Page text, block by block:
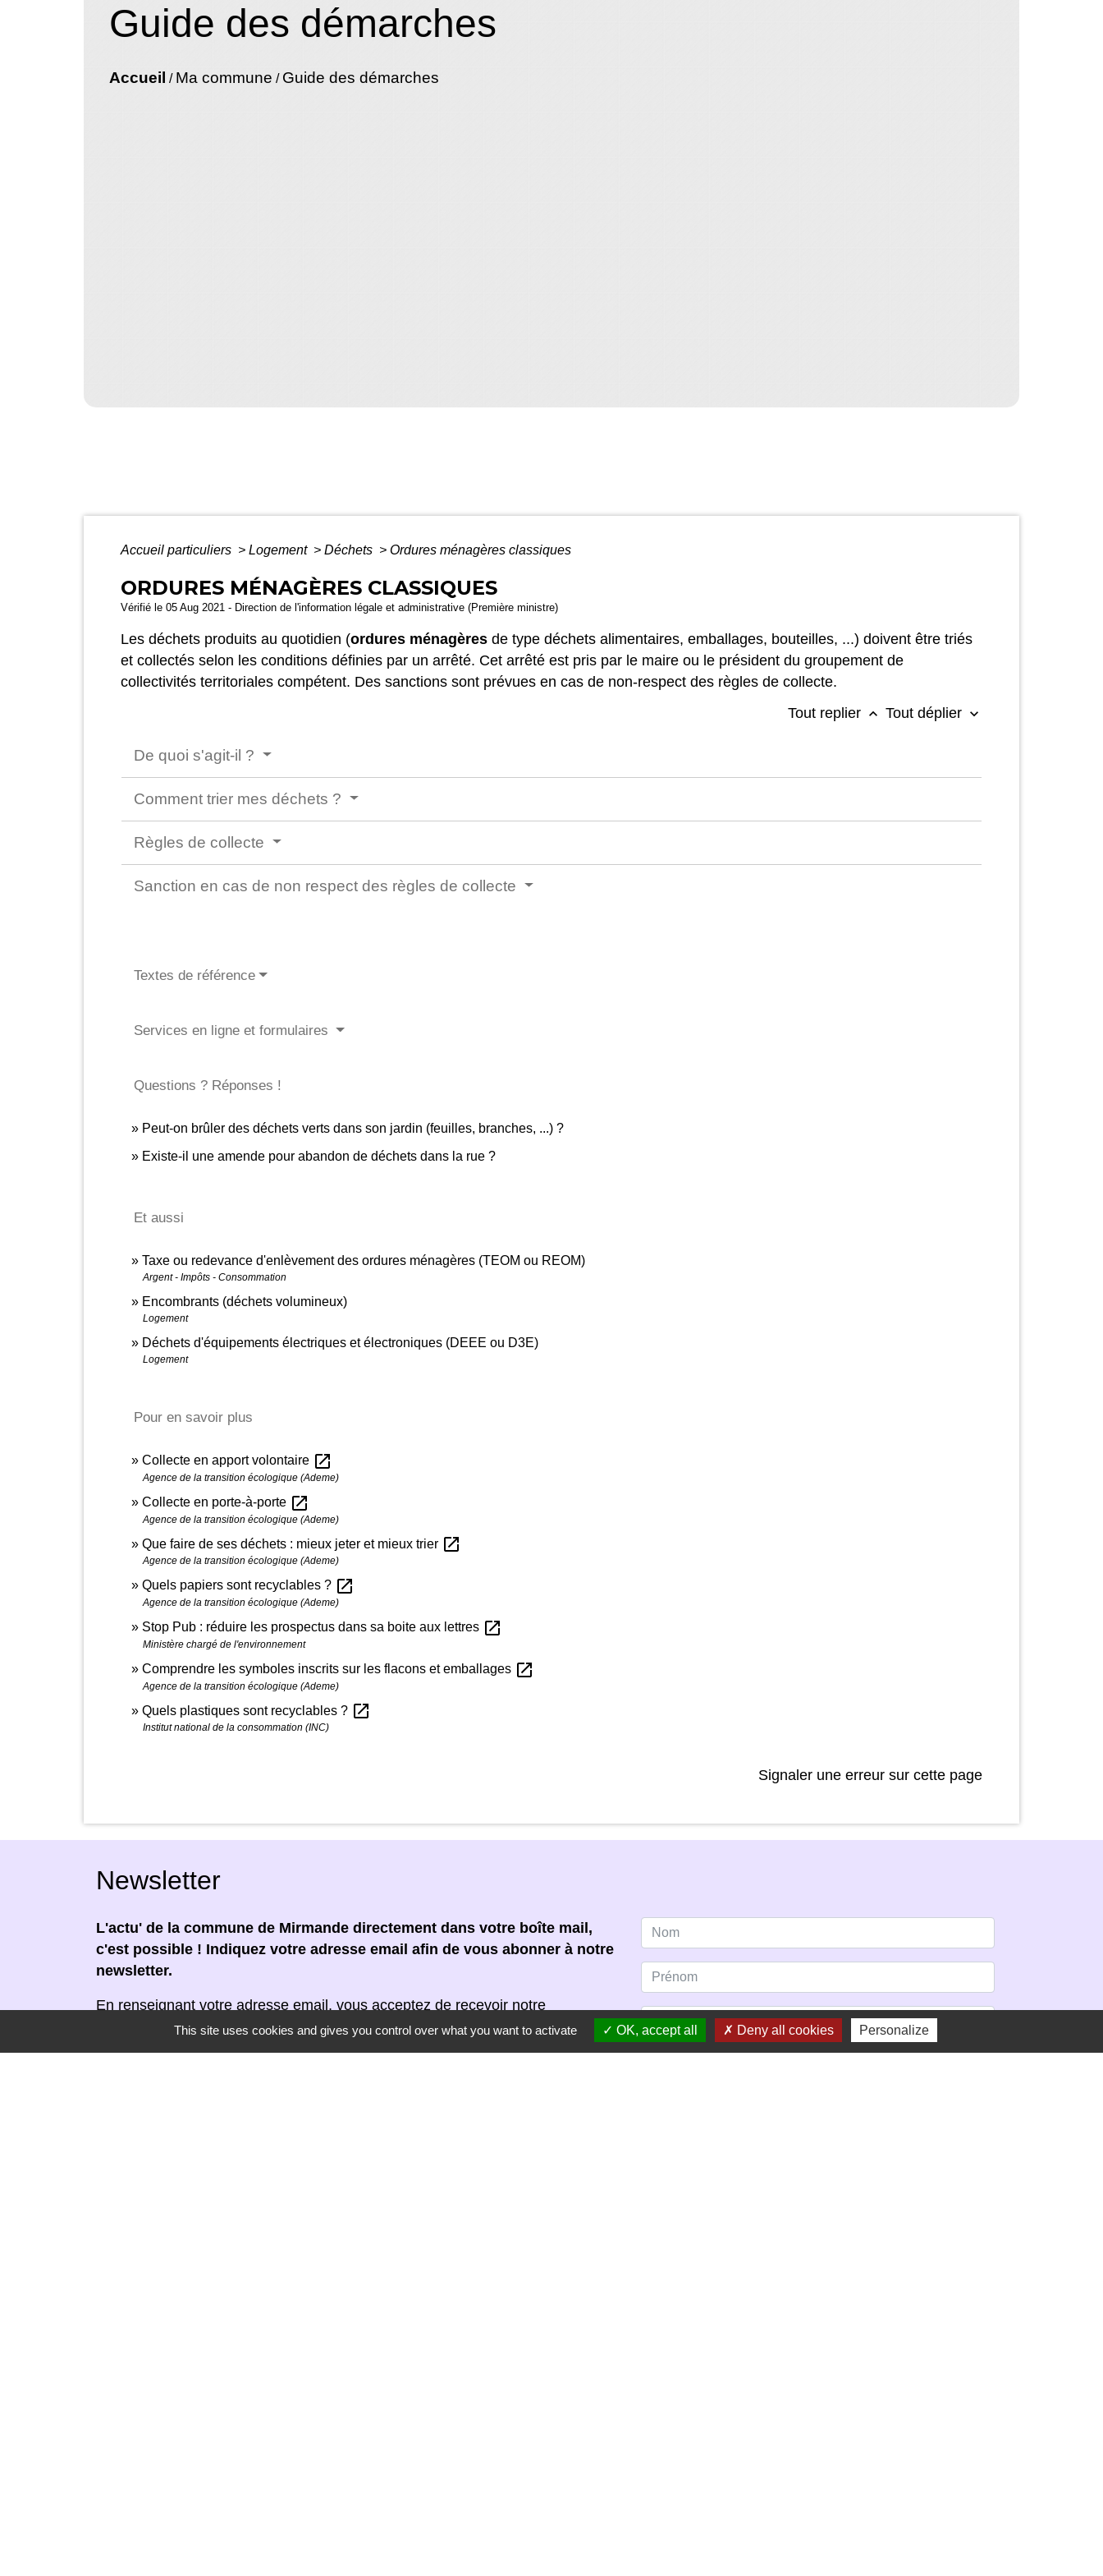
Guide des démarches
Accueil / Ma commune / Guide des démarches
Accueil particuliers > Logement > Déchets > Ordures ménagères classiques
ORDURES MÉNAGÈRES CLASSIQUES
Vérifié le 05 Aug 2021 - Direction de l'information légale et administrative (Première ministre)
Les déchets produits au quotidien (ordures ménagères de type déchets alimentaires, emballages, bouteilles, ...) doivent être triés
et collectés selon les conditions définies par un arrêté. Cet arrêté est pris par le maire ou le président du groupement de
collectivités territoriales compétent. Des sanctions sont prévues en cas de non-respect des règles de collecte.
Tout replier keyboard_arrow_up Tout déplier keyboard_arrow_down
De quoi s'agit-il ?
Comment trier mes déchets ?
Règles de collecte
Sanction en cas de non respect des règles de collecte
Textes de référence
Services en ligne et formulaires
Questions ? Réponses !
Peut-on brûler des déchets verts dans son jardin (feuilles, branches, ...) ?
Existe-il une amende pour abandon de déchets dans la rue ?
Et aussi
Taxe ou redevance d'enlèvement des ordures ménagères (TEOM ou REOM)
Argent - Impôts - Consommation
Encombrants (déchets volumineux)
Logement
Déchets d'équipements électriques et électroniques (DEEE ou D3E)
Logement
Pour en savoir plus
Collecte en apport volontaire open_in_new
Agence de la transition écologique (Ademe)
Collecte en porte-à-porte open_in_new
Agence de la transition écologique (Ademe)
Que faire de ses déchets : mieux jeter et mieux trier open_in_new
Agence de la transition écologique (Ademe)
Quels papiers sont recyclables ? open_in_new
Agence de la transition écologique (Ademe)
Stop Pub : réduire les prospectus dans sa boite aux lettres open_in_new
Ministère chargé de l'environnement
Comprendre les symboles inscrits sur les flacons et emballages open_in_new
Agence de la transition écologique (Ademe)
Quels plastiques sont recyclables ? open_in_new
Institut national de la consommation (INC)
Signaler une erreur sur cette page
Newsletter
L'actu' de la commune de Mirmande directement dans votre boîte mail,
c'est possible ! Indiquez votre adresse email afin de vous abonner à notre
newsletter.
En renseignant votre adresse email, vous acceptez de recevoir notre
newsletter par courrier électronique. Vous pouvez vous désinscrire à tout
This site uses cookies and gives you control over what you want to activate OK, accept all Deny all cookies Personalize